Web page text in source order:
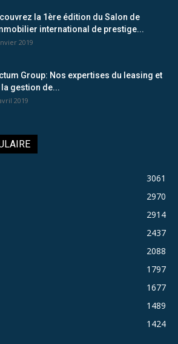
la 1ère édition du Salon de
international de prestige...
2019
Group: Nos expertises du leasing et
la gestion de...
2019
3061
2970
2914
2437
2088
1797
1677
1489
1424